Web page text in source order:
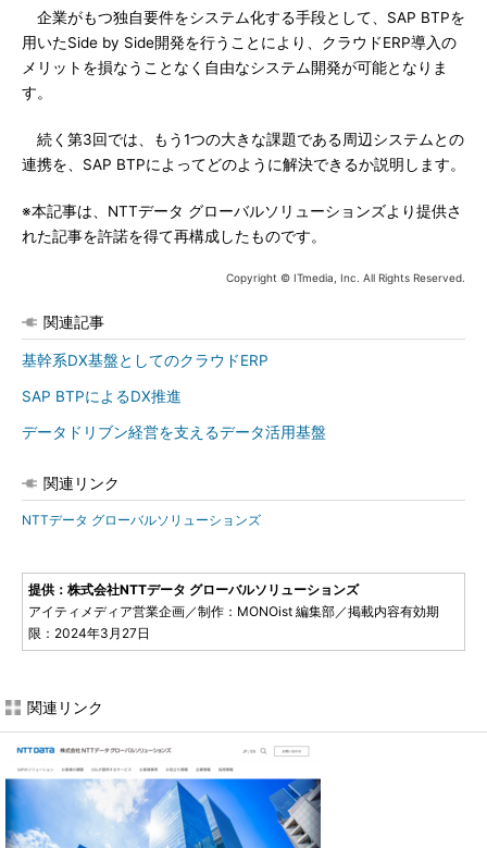
企業がもつ独自要件をシステム化する手段として、SAP BTPを
用いたSide by Side開発を行うことにより、クラウドERP導入の
メリットを損なうことなく自由なシステム開発が可能となりま
す。
続く第3回では、もう1つの大きな課題である周辺システムとの
連携を、SAP BTPによってどのように解決できるか説明します。
※本記事は、NTTデータ グローバルソリューションズより提供さ
れた記事を許諾を得て再構成したものです。
Copyright © ITmedia, Inc. All Rights Reserved.
関連記事
基幹系DX基盤としてのクラウドERP
SAP BTPによるDX推進
データドリブン経営を支えるデータ活用基盤
関連リンク
NTTデータ グローバルソリューションズ
提供：株式会社NTTデータ グローバルソリューションズ
アイティメディア営業企画／制作：MONOist 編集部／掲載内容有効期
限：2024年3月27日
関連リンク